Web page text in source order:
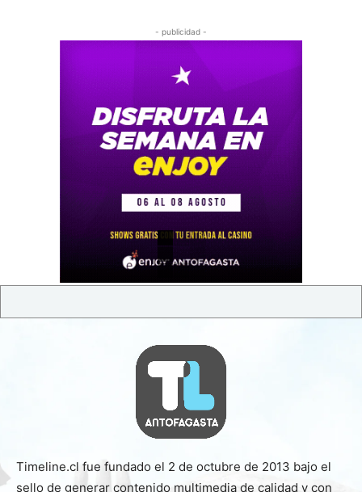
- publicidad -
Timeline.cl fue fundado el 2 de octubre de 2013 bajo el
sello de generar contenido multimedia de calidad y con